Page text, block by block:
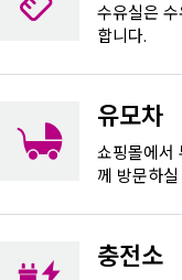
수유실은
합니다.
유모차
쇼핑몰에서
께 방문하
충전소